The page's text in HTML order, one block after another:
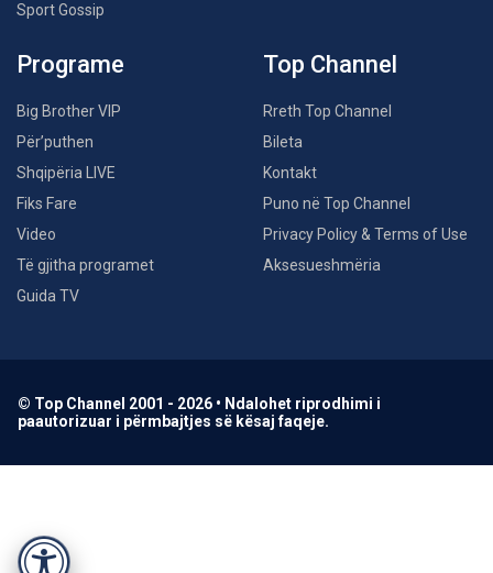
Sport Gossip
Programe
Big Brother VIP
Për’puthen
Shqipëria LIVE
Fiks Fare
Video
Të gjitha programet
Guida TV
Top Channel
Rreth Top Channel
Bileta
Kontakt
Puno në Top Channel
Privacy Policy & Terms of Use
Aksesueshmëria
© Top Channel 2001 - 2026 • Ndalohet riprodhimi i
paautorizuar i përmbajtjes së kësaj faqeje.